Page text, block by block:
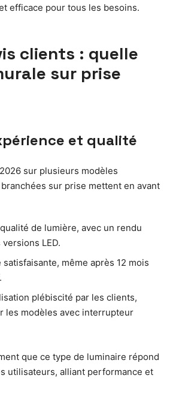
efficace pour tous les besoins.
clients : quelle
sur prise
et qualité
sur plusieurs modèles
branchées sur prise mettent en avant
de lumière, avec un rendu
LED.
même après 12 mois
plébiscité par les clients,
les modèles avec interrupteur
que ce type de luminaire répond
utilisateurs, alliant performance et